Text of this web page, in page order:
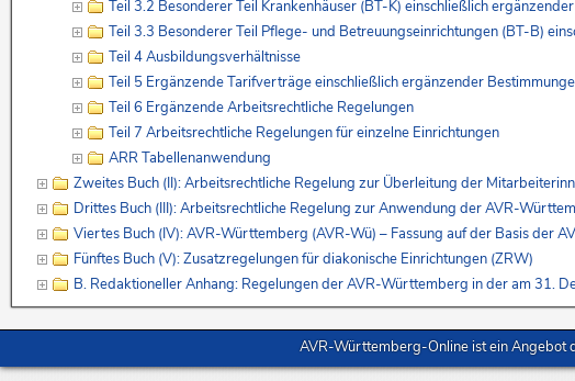
Teil 3.2 Besonderer Teil Krankenhäuser (BT-K) einschließlich
Teil 3.3 Besonderer Teil Pflege- und Betreuungseinrichtungen (BT-B)
Teil 4 Ausbildungsverhältnisse
Teil 5 Ergänzende Tarifverträge einschließlich ergänzender
Teil 6 Ergänzende Arbeitsrechtliche Regelungen
Teil 7 Arbeitsrechtliche Regelungen für einzelne Einrichtungen
ARR Tabellenanwendung
Zweites Buch (II): Arbeitsrechtliche Regelung zur Überleitung der
Drittes Buch (III): Arbeitsrechtliche Regelung zur Anwendung der AVR-
Viertes Buch (IV): AVR-Württemberg (AVR-Wü) – Fassung auf der Basis der
Fünftes Buch (V): Zusatzregelungen für diakonische Einrichtungen (ZRW)
B. Redaktioneller Anhang: Regelungen der AVR-Württemberg in der am 31.
AVR-Württemberg-Online ist ein Angebot